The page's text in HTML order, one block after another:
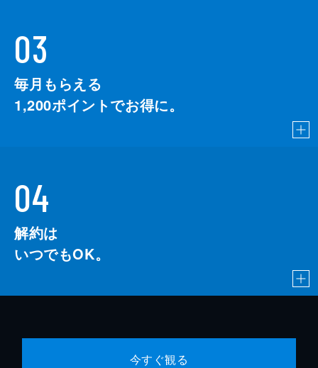
03
毎月もらえる
1,200ポイントでお得に。
04
解約は
いつでもOK。
今すぐ観る